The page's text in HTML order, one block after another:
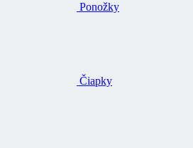
Ponožky
Čiapky